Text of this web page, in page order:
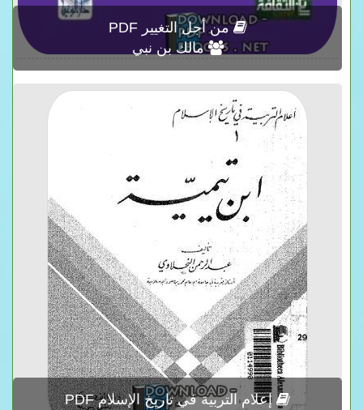
من أجل التغيير PDF
مالك بن نبي
إعلام التربية في تاريخ الإسلام PDF